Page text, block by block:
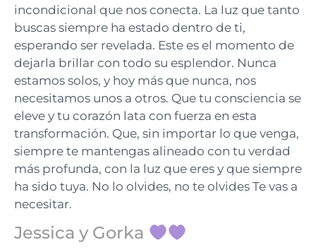
incondicional que nos conecta. La luz que tanto
buscas siempre ha estado dentro de ti,
esperando ser revelada. Este es el momento de
dejarla brillar con todo su esplendor. Nunca
estamos solos, y hoy más que nunca, nos
necesitamos unos a otros. Que tu consciencia se
eleve y tu corazón lata con fuerza en esta
transformación. Que, sin importar lo que venga,
siempre te mantengas alineado con tu verdad
más profunda, con la luz que eres y que siempre
ha sido tuya. No lo olvides, no te olvides Te vas a
necesitar.
Jessica y Gorka